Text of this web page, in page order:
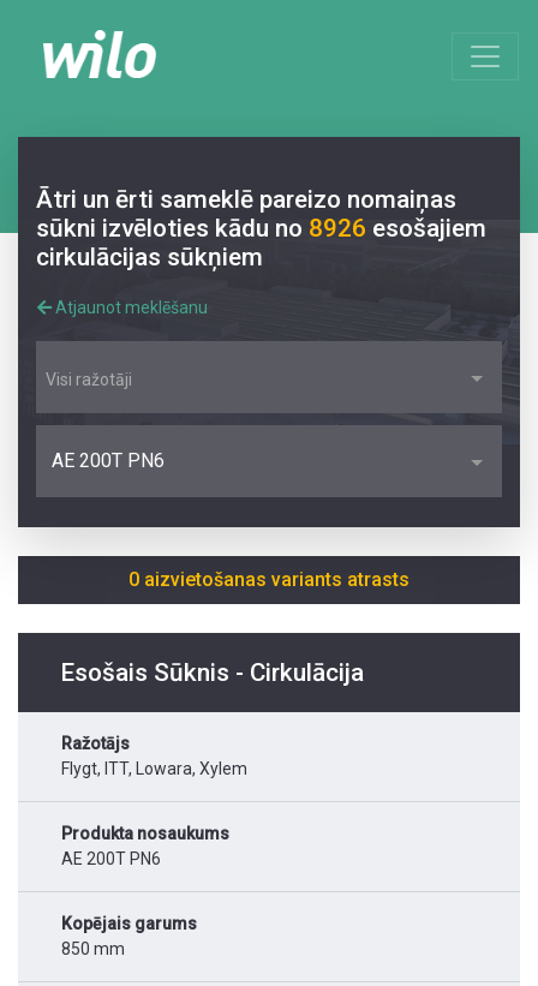
Ātri un ērti sameklē pareizo nomaiņas
sūkni izvēloties kādu no 8926 esošajiem
cirkulācijas sūkņiem
Atjaunot meklēšanu
Visi ražotāji
AE 200T PN6
0 aizvietošanas variants atrasts
Esošais Sūknis - Cirkulācija
Ražotājs
Flygt, ITT, Lowara, Xylem
Produkta nosaukums
AE 200T PN6
Kopējais garums
850 mm